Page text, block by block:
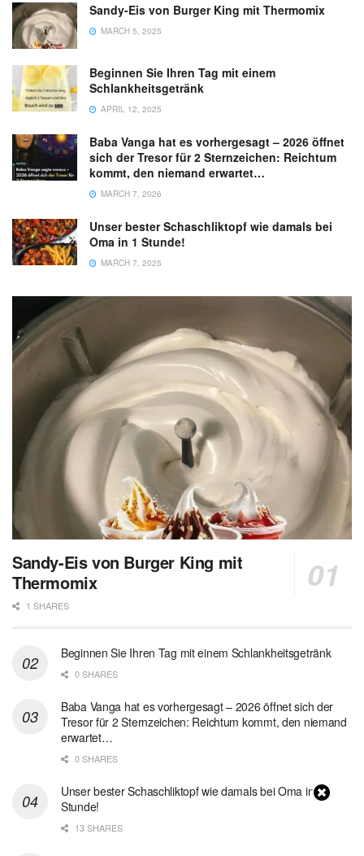
Sandy-Eis von Burger King mit Thermomix
MARCH 5, 2025
Beginnen Sie Ihren Tag mit einem
Schlankheitsgetränk
APRIL 12, 2025
Baba Vanga hat es vorhergesagt – 2026 öffnet
sich der Tresor für 2 Sternzeichen: Reichtum
kommt, den niemand erwartet…
MARCH 7, 2026
Unser bester Schaschliktopf wie damals bei
Oma in 1 Stunde!
MARCH 7, 2025
Sandy-Eis von Burger King mit
Thermomix
1 SHARES
Beginnen Sie Ihren Tag mit einem Schlankheitsgetränk
0 SHARES
Baba Vanga hat es vorhergesagt – 2026 öffnet sich der
Tresor für 2 Sternzeichen: Reichtum kommt, den niemand
erwartet…
0 SHARES
Unser bester Schaschliktopf wie damals bei Oma in 1
Stunde!
13 SHARES